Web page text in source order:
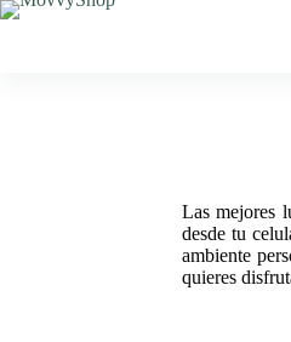
Saltar
Las mejores
desde tu
ambiente
quieres